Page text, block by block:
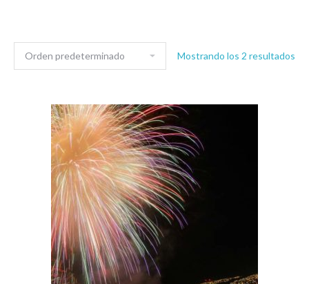
Mostrando los 2 resultados